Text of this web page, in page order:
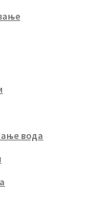
вода